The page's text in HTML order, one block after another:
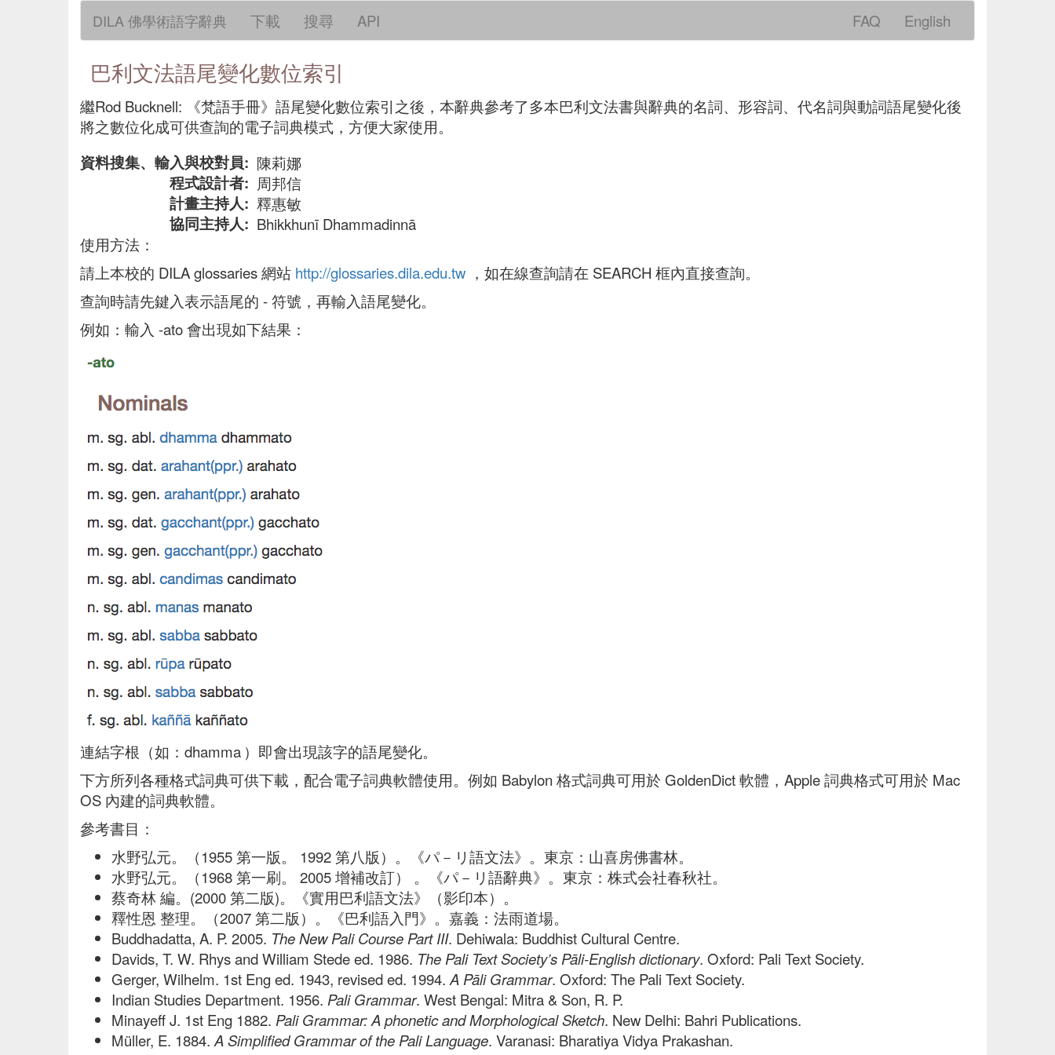
DILA 佛學術語字辭典 下載 搜尋 API FAQ English
巴利文法語尾變化數位索引
繼Rod Bucknell: 《梵語手冊》語尾變化數位索引之後，本辭典參考了多本巴利文法書與辭典的名詞、形容詞、代名詞與動詞語尾變化後
將之數位化成可供查詢的電子詞典模式，方便大家使用。
資料搜集、輸入與校對員: 陳莉娜
程式設計者: 周邦信
計畫主持人: 釋惠敏
協同主持人: Bhikkhunī Dhammadinnā
使用方法：
請上本校的 DILA glossaries 網站 http://glossaries.dila.edu.tw ，如在線查詢請在 SEARCH 框內直接查詢。
查詢時請先鍵入表示語尾的 - 符號，再輸入語尾變化。
例如：輸入 -ato 會出現如下結果：
連結字根（如：dhamma ）即會出現該字的語尾變化。
下方所列各種格式詞典可供下載，配合電子詞典軟體使用。例如 Babylon 格式詞典可用於 GoldenDict 軟體，Apple 詞典格式可用於 Mac
OS 內建的詞典軟體。
參考書目：
水野弘元。（1955 第一版。 1992 第八版）。《パ－リ語文法》。東京：山喜房佛書林。
水野弘元。（1968 第一刷。 2005 增補改訂） 。《パ－リ語辭典》。東京：株式会社春秋社。
蔡奇林 編。(2000 第二版)。《實用巴利語文法》（影印本）。
釋性恩 整理。（2007 第二版）。《巴利語入門》。嘉義：法雨道場。
Buddhadatta, A. P. 2005. The New Pali Course Part III. Dehiwala: Buddhist Cultural Centre.
Davids, T. W. Rhys and William Stede ed. 1986. The Pali Text Society’s Pāli-English dictionary. Oxford: Pali Text Society.
Gerger, Wilhelm. 1st Eng ed. 1943, revised ed. 1994. A Pāli Grammar. Oxford: The Pali Text Society.
Indian Studies Department. 1956. Pali Grammar. West Bengal: Mitra & Son, R. P.
Minayeff J. 1st Eng 1882. Pali Grammar: A phonetic and Morphological Sketch. New Delhi: Bahri Publications.
Müller, E. 1884. A Simplified Grammar of the Pali Language. Varanasi: Bharatiya Vidya Prakashan.